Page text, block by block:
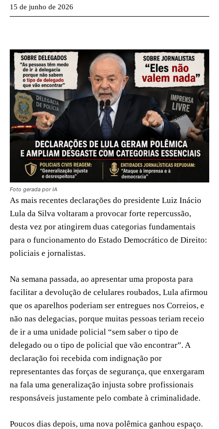
15 de junho de 2026
Foto gerada por IA
As mais recentes declarações do presidente Luiz Inácio
Lula da Silva voltaram a provocar forte repercussão,
desta vez por atingirem duas categorias fundamentais
para o funcionamento do Estado Democrático de Direito:
policiais e jornalistas.
Na semana passada, ao apresentar uma proposta para
facilitar a devolução de celulares roubados, Lula afirmou
que os aparelhos poderiam ser entregues nos Correios, e
não nas delegacias, porque muitas pessoas teriam receio
de ir a uma unidade policial “sem saber o tipo de
delegado ou o tipo de policial que vão encontrar”. A
declaração foi recebida com indignação por
representantes das forças de segurança, que enxergaram
na fala uma generalização injusta sobre profissionais
responsáveis justamente pelo combate à criminalidade.
Poucos dias depois, uma nova polêmica ganhou espaço.